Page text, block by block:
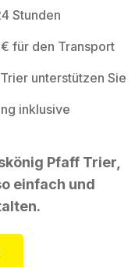
Stunden
für den Transport
unterstützen Sie
inklusive
Pfaff Trier,
einfach und